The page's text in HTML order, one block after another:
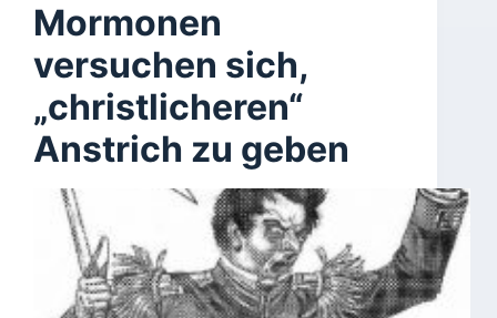
Mormonen
versuchen sich,
„christlicheren“
Anstrich zu geben